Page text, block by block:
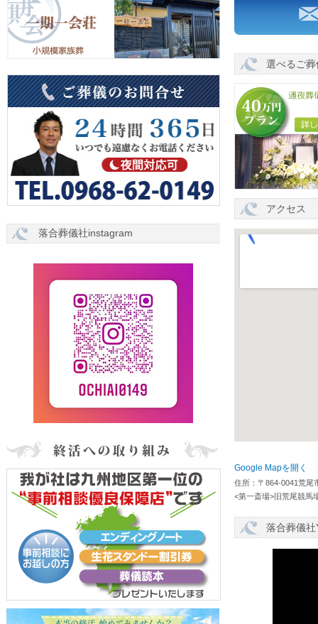
選べるご
アクセス
落合葬儀社instagram
Google Mapを開く
住所：〒864-0041荒
<第一斎場>旧荒尾競
落合葬儀